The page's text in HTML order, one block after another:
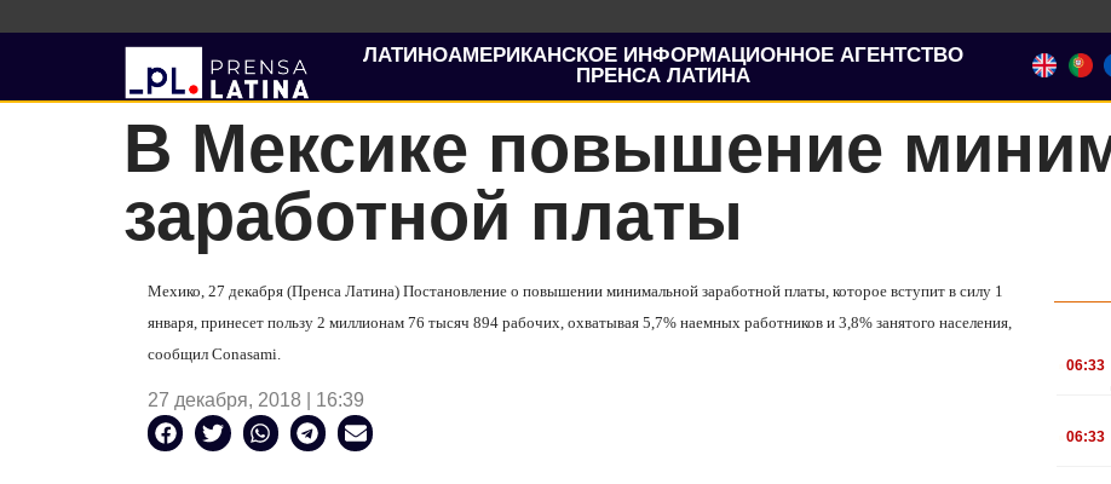
ЛАТИНОАМЕРИКАНСКОЕ ИНФОРМАЦИОННОЕ АГЕНТСТВО
ПРЕНСА ЛАТИНА
В Мексике повышение
заработной платы
Мехико, 27 декабря (Пренса Латина) Постановление о повышении минимальной заработной платы, которое вступит в силу 1
января, принесет пользу 2 миллионам 76 тысяч 894 рабочих, охватывая 5,7% наемных работников и 3,8% занятого населения,
сообщил Conasami.
27 декабря, 2018 | 16:39
.06:33
.06:33